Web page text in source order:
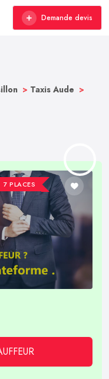
Demande devis
> Taxis Aude >
7 PLACES